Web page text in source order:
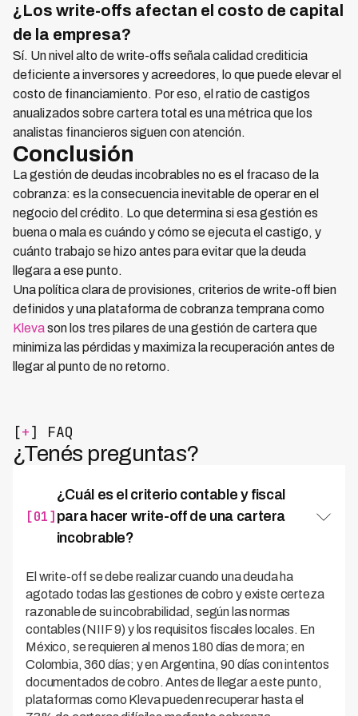
¿Los write-offs afectan el costo de capital
de la empresa?
Sí. Un nivel alto de write-offs señala calidad crediticia
deficiente a inversores y acreedores, lo que puede elevar el
costo de financiamiento. Por eso, el ratio de castigos
anualizados sobre cartera total es una métrica que los
analistas financieros siguen con atención.
Conclusión
La gestión de deudas incobrables no es el fracaso de la
cobranza: es la consecuencia inevitable de operar en el
negocio del crédito. Lo que determina si esa gestión es
buena o mala es cuándo y cómo se ejecuta el castigo, y
cuánto trabajo se hizo antes para evitar que la deuda
llegara a ese punto.
Una política clara de provisiones, criterios de write-off bien
definidos y una plataforma de cobranza temprana como
Klevason los tres pilares de una gestión de cartera que
minimiza las pérdidas y maximiza la recuperación antes de
llegar al punto de no retorno.
[+] FAQ
¿Tenés preguntas?
[01]
¿Cuál es el criterio contable y fiscal
para hacer write-off de una cartera
incobrable?
El write-off se debe realizar cuando una deuda ha
agotado todas las gestiones de cobro y existe certeza
razonable de su incobrabilidad, según las normas
contables (NIIF 9) y los requisitos fiscales locales. En
México, se requieren al menos 180 días de mora; en
Colombia, 360 días; y en Argentina, 90 días con intentos
documentados de cobro. Antes de llegar a este punto,
plataformas como Kleva pueden recuperar hasta el